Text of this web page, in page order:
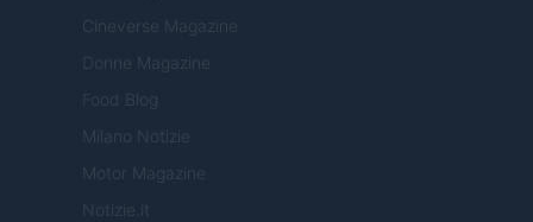
Cineverse Magazine
Donne Magazine
Food Blog
Milano Notizie
Motor Magazine
Notizie.it